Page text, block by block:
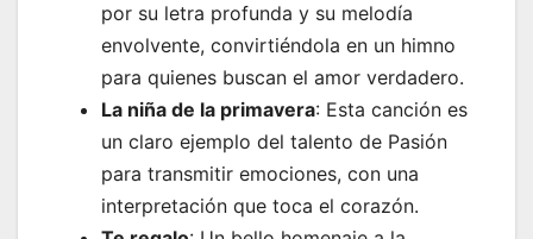
por su letra profunda y su melodía
envolvente, convirtiéndola en un himno
para quienes buscan el amor verdadero.
La niña de la primavera: Esta canción es
un claro ejemplo del talento de Pasión
para transmitir emociones, con una
interpretación que toca el corazón.